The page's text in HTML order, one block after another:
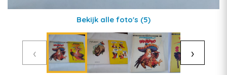
Bekijk alle foto's (5)
‹ ›